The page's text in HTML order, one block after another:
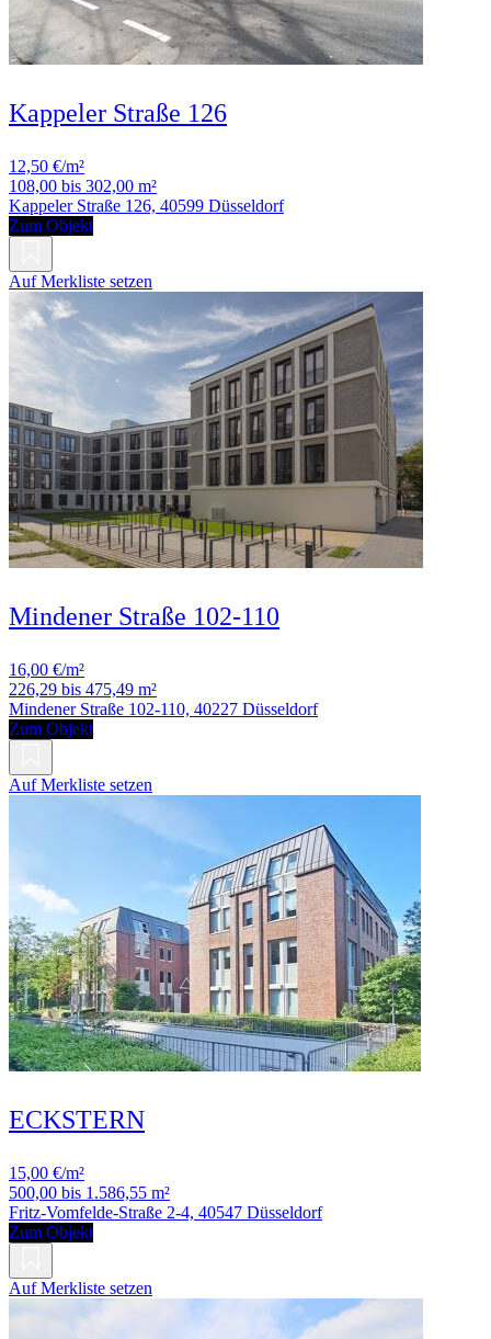
Kappeler Straße 126
12,50 €/m²
108,00 bis 302,00 m²
Kappeler Straße 126, 40599 Düsseldorf
Zum Objekt
Auf Merkliste setzen
Mindener Straße 102-110
16,00 €/m²
226,29 bis 475,49 m²
Mindener Straße 102-110, 40227 Düsseldorf
Zum Objekt
Auf Merkliste setzen
ECKSTERN
15,00 €/m²
500,00 bis 1.586,55 m²
Fritz-Vomfelde-Straße 2-4, 40547 Düsseldorf
Zum Objekt
Auf Merkliste setzen